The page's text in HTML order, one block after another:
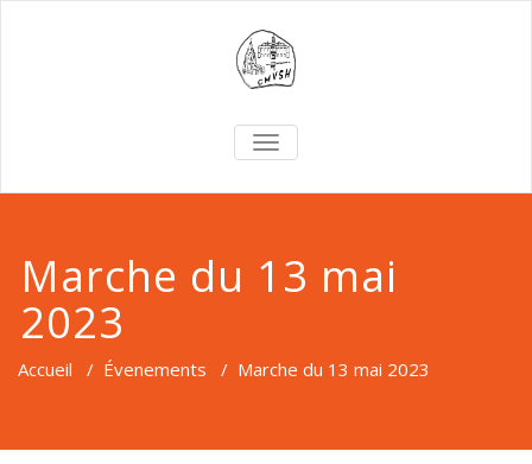
TOGGLE
NAVIGATION
Marche du 13 mai
2023
Accueil / Évenements / Marche du 13 mai 2023